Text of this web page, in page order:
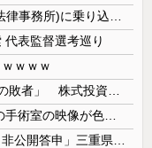
表監督選考巡り
ｗｗｗ